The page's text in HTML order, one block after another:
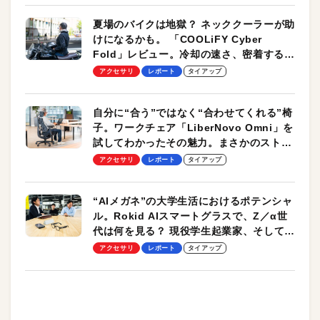
夏場のバイクは地獄？ ネッククーラーが助
けになるかも。 「COOLiFY Cyber
Fold」レビュー。冷却の速さ、密着する冷
却プレート、シンプルな操作性がグッド！
アクセサリ レポート タイアップ
自分に“合う”ではなく“合わせてくれる”椅
子。ワークチェア「LiberNovo Omni」を
試してわかったその魅力。まさかのストレ
ッチ機能も搭載
アクセサリ レポート タイアップ
“AIメガネ”の大学生活におけるポテンシャ
ル。Rokid AIスマートグラスで、Z／α世
代は何を見る？ 現役学生起業家、そして教
授による体験会レポート【PR】
アクセサリ レポート タイアップ